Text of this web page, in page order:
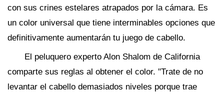
con sus crines estelares atrapados por la cámara. Es
un color universal que tiene interminables opciones que
definitivamente aumentarán tu juego de cabello.
El peluquero experto Alon Shalom de California
comparte sus reglas al obtener el color. "Trate de no
levantar el cabello demasiados niveles porque trae